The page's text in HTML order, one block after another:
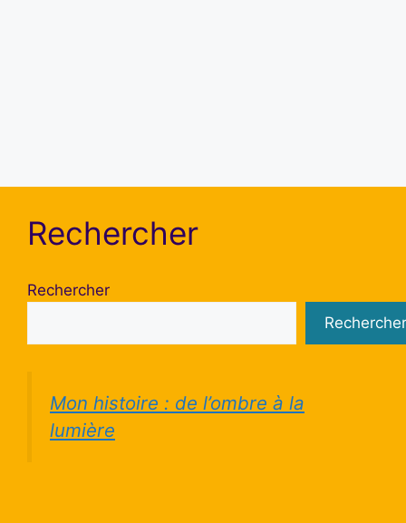
Rechercher
Rechercher
Rechercher
Mon histoire : de l’ombre à la
lumière